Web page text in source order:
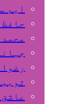
ایم
عاشق